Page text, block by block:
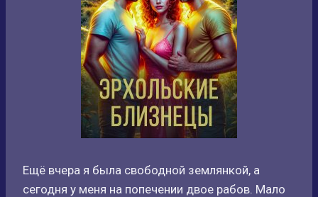
Ещё вчера я была свободной землянкой, а
сегодня у меня на попечении двое рабов. Мало